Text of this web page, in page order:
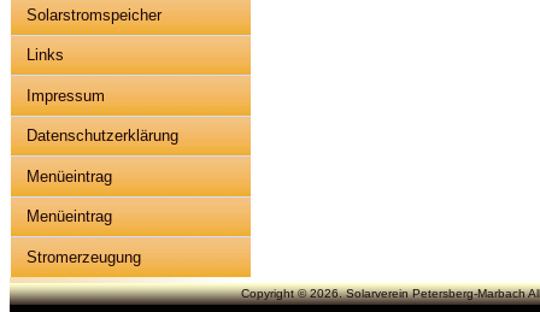
Solarstromspeicher
Links
Impressum
Datenschutzerklärung
Menüeintrag
Menüeintrag
Stromerzeugung
Copyright © 2026. Solarverein Petersberg-Marbach